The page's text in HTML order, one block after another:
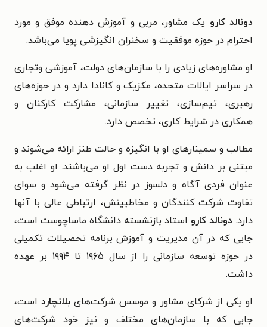
دونالد کارو یک مشاور، مربی و آموزش دهنده موفق و مورد
احترام در حوزه موفقیت و سخنران انگیزشی پویا می‌باشد.
او مشاوره‌های زیادی را با سازمان‌های دولت، آموزشی وتجاری
در سراسر ایالات متحده، مکزیک و کانادا دارد و در حوزه‌های
رهبری، تیم‌سازی، تغییر سازمانی، مشارکت کارکنان و
همکاری در شرایط کاری، تخصص دارد.
مطالب و سمینارهای او با انگیزه و حالت طنز ارائه می‌شوند و
مبتنی بر دانش و تجربه دست اول او می‌باشند. او اغلب به
عنوان فردی آگاه و دلسوز در نظر گرفته می‌شود و سوای
تفاوت شرکت کنندگان و مخاطبینش، ارتباطی عالی با آنها
دارد. دونالد کارو استاد بازنشسته دانشگاه ماساچوست است،
جایی که در آن مدیریت و آموزش برنامه تحصیلات تکمیلی
در حوزه توسعه سازمانی را از سال ۱۹۶۵ تا ۱۹۹۴ بر عهده
داشت.
او یکی از شرکای مشاور و موسس شرکت‌های بلانچارد است،
جایی که با سازمان‌های مختلف و نیز خود شرکت‌های